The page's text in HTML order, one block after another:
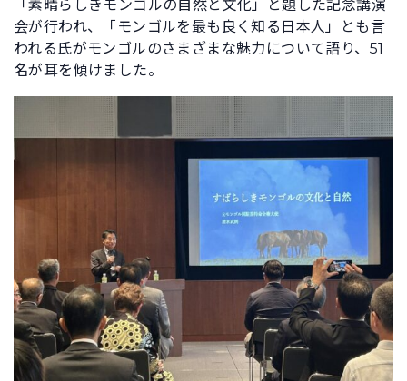
「素晴らしきモンゴルの自然と文化」と題した記念講演
会が行われ、「モンゴルを最も良く知る日本人」とも言
われる氏がモンゴルのさまざまな魅力について語り、51
名が耳を傾けました。